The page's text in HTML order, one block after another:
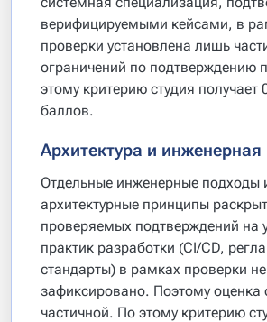
верифицируемыми кейсами, в
проверки установлена лишь
ограничений по подтверждению
этому критерию студия получает
баллов.
Архитектура и инженерная
Отдельные инженерные подходы
архитектурные принципы
проверяемых подтверждений на
практик разработки (CI/CD,
стандарты) в рамках проверки не
зафиксировано. Поэтому оценка
частичной. По этому критерию